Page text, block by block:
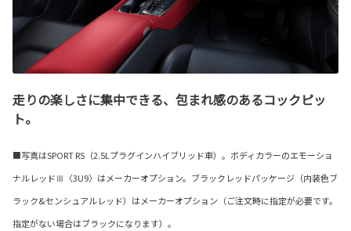
走りの楽しさに集中できる、包まれ感のあるコックピッ
ト。
■写真はSPORT RS（2.5Lプラグインハイブリッド車）。ボディカラーのエモーショ
ナルレッドⅢ〈3U9〉はメーカーオプション。ブラックレッドパッケージ（内装色ブ
ラック&センシュアルレッド）はメーカーオプション（ご注文時に指定が必要です。
指定がない場合はブラックになります）。